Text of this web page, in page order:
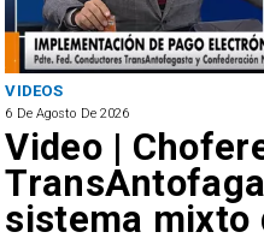
VIDEOS
6 De Agosto De 2026
Video |
sistema mixto